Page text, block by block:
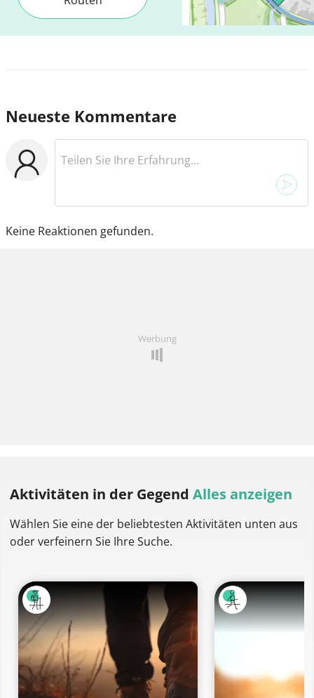
Neueste Kommentare
Keine Reaktionen gefunden.
Werbung
Aktivitäten in der Gegend Alles anzeigen
Wählen Sie eine der beliebtesten Aktivitäten unten aus
oder verfeinern Sie Ihre Suche.